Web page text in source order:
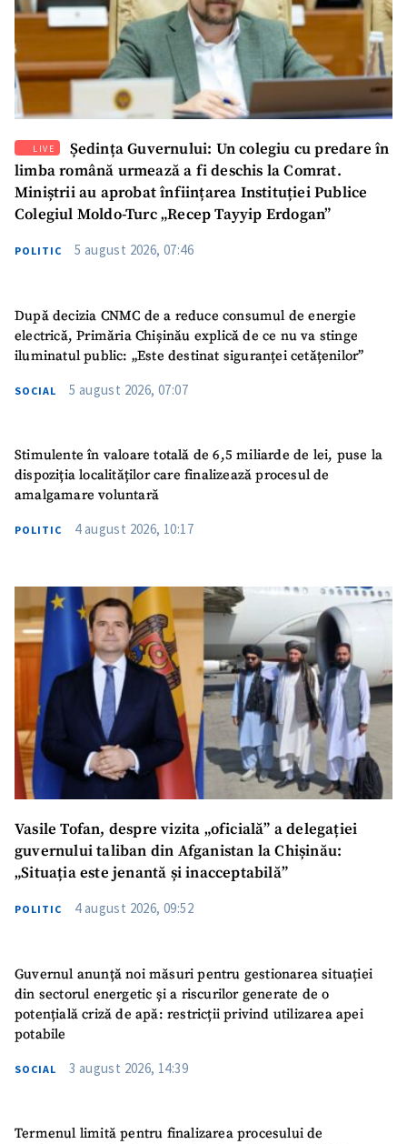
LIVE
Ședința Guvernului: Un colegiu cu predare în
limba română urmează a fi deschis la Comrat.
Miniștrii au aprobat înființarea Instituției Publice
Colegiul Moldo-Turc „Recep Tayyip Erdogan”
POLITIC 5 august 2026, 07:46
După decizia CNMC de a reduce consumul de energie
electrică, Primăria Chișinău explică de ce nu va stinge
iluminatul public: „Este destinat siguranței cetățenilor”
SOCIAL 5 august 2026, 07:07
Stimulente în valoare totală de 6,5 miliarde de lei, puse la
dispoziția localităților care finalizează procesul de
amalgamare voluntară
POLITIC 4 august 2026, 10:17
Vasile Tofan, despre vizita „oficială” a delegației
guvernului taliban din Afganistan la Chișinău:
„Situația este jenantă și inacceptabilă”
POLITIC 4 august 2026, 09:52
Guvernul anunță noi măsuri pentru gestionarea situației
din sectorul energetic și a riscurilor generate de o
potențială criză de apă: restricții privind utilizarea apei
potabile
SOCIAL 3 august 2026, 14:39
Termenul limită pentru finalizarea procesului de